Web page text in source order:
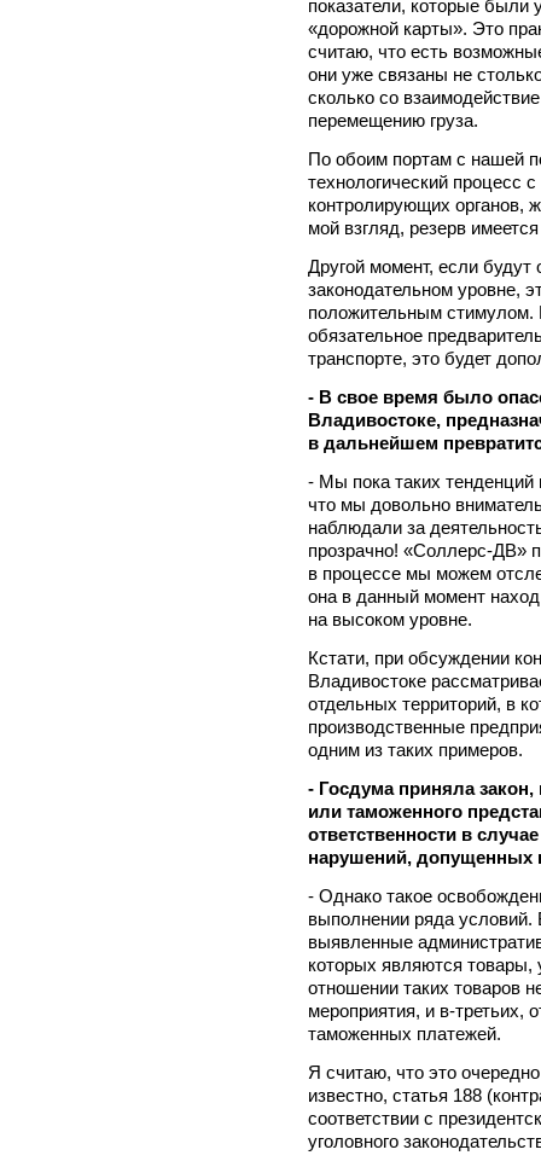
показатели, которые
«дорожной карты». Это
считаю, что есть
они уже связаны не
сколько со
перемещению груза.
По обоим портам с нашей
технологический процесс
контролирующих органов,
мой взгляд, резерв
Другой момент, если
законодательном уровне,
положительным стимулом.
обязательное
транспорте, это будет
- В свое время было
Владивостоке,
в дальнейшем
- Мы пока таких тенденций
что мы довольно
наблюдали за
прозрачно! «Соллерс-ДВ»
в процессе мы можем
она в данный момент
на высоком уровне.
Кстати, при обсуждении
Владивостоке
отдельных территорий, в
производственные
одним из таких примеров.
- Госдума приняла
или таможенного
ответственности в
нарушений, допущенных
- Однако такое
выполнении ряда
выявленные
которых являются
отношении таких товаров
мероприятия, и в-третьих,
таможенных платежей.
Я считаю, что это
известно, статья 188
соответствии с
уголовного